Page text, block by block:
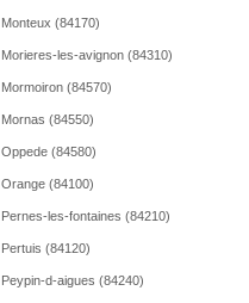
Monteux (84170)
Morieres-les-avignon (84310)
Mormoiron (84570)
Mornas (84550)
Oppede (84580)
Orange (84100)
Pernes-les-fontaines (84210)
Pertuis (84120)
Peypin-d-aigues (84240)